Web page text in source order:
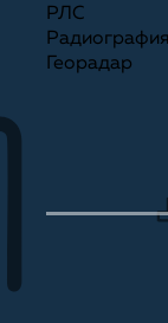
РЛС
Георадар